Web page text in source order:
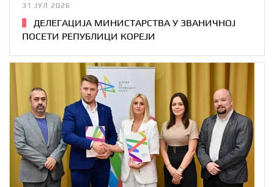
31 ЈУЛ 2026
ДЕЛЕГАЦИЈА МИНИСТАРСТВА У ЗВАНИЧНОЈ
ПОСЕТИ РЕПУБЛИЦИ КОРЕЈИ